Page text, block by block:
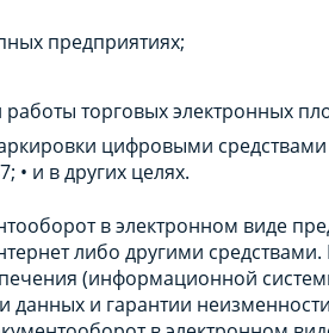
предприятиях;
торговых электронных
цифровыми
• и в других целях.
в электронном виде
либо другими
(информационной
данных и гарантии